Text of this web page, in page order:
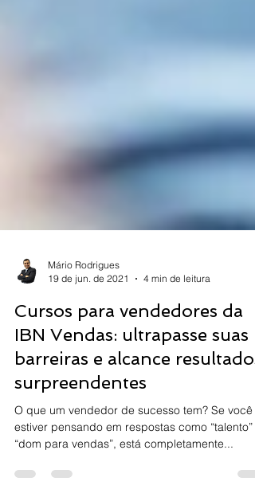
Mário Rodrigues
19 de jun. de 2021
4 min de leitura
Cursos para vendedores da
IBN Vendas: ultrapasse suas
barreiras e alcance resultados
surpreendentes
O que um vendedor de sucesso tem? Se você